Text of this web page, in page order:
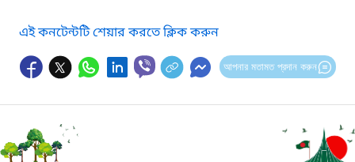
এই কনটেন্টটি শেয়ার করতে ক্লিক করুন
আপনার মতামত প্রদান করুন